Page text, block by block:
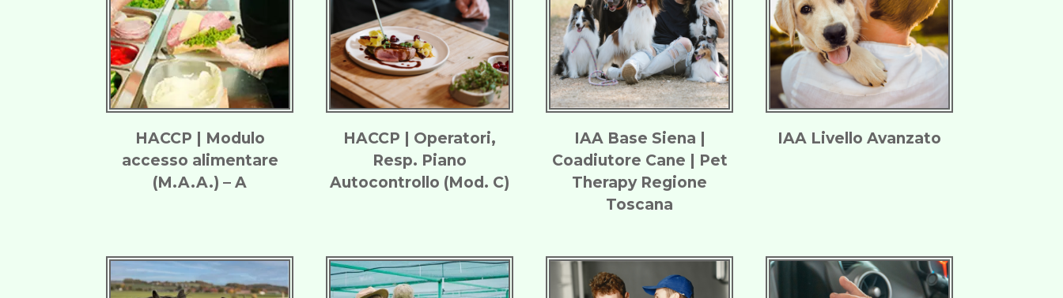
HACCP | Modulo
accesso alimentare
(M.A.A.) – A
HACCP | Operatori,
Resp. Piano
Autocontrollo (Mod. C)
IAA Base Siena |
Coadiutore Cane | Pet
Therapy Regione
Toscana
IAA Livello Avanzato